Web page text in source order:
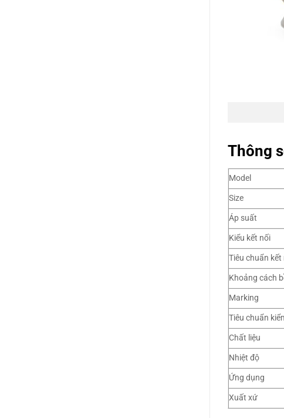
Thông
Model
Size
Áp suất
Kiểu kết nối
Tiêu chuẩn kết
Khoảng cách
Marking
Tiêu chuẩn
Chất liệu
Nhiệt độ
Ứng dụng
Xuất xứ